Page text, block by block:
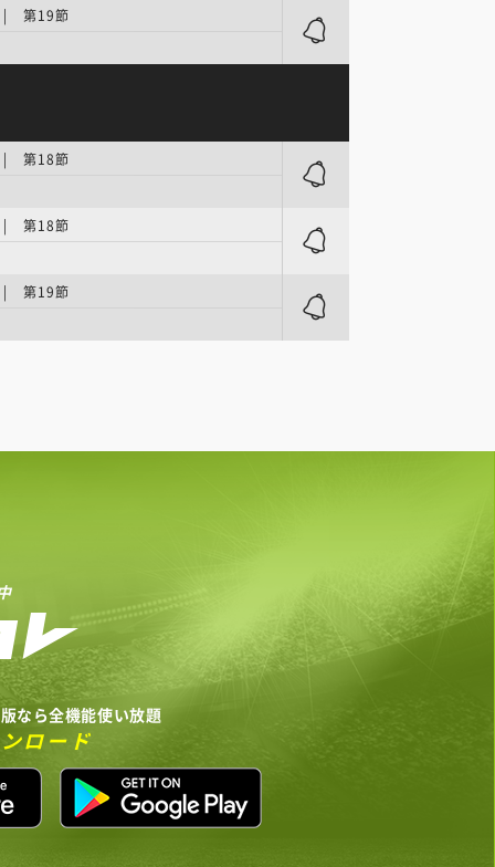
第19節
第18節
第18節
第19節
なら全機能使い放題
ロード